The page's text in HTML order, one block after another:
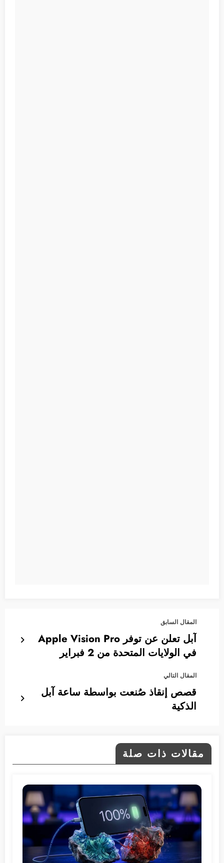
المقال السابق
آبل تعلن عن توفر Apple Vision Pro
في الولايات المتحدة من 2 فبراير
المقال التالي
قصص إنقاذ صُنعت بواسطة ساعة آبل
الذكية
مقالات ذات صلة